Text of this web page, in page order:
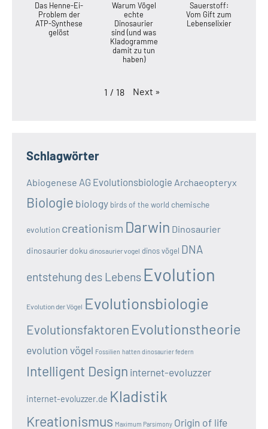
Das Henne-Ei-
Problem der
ATP-Synthese
gelöst
Warum Vögel
echte
Dinosaurier
sind (und was
Kladogramme
damit zu tun
haben)
Sauerstoff:
Vom Gift zum
Lebenselixier
1 / 18 Next »
Schlagwörter
Abiogenese AG Evolutionsbiologie Archaeopteryx
Biologie biology birds of the world chemische
evolution creationism Darwin Dinosaurier
dinosaurier doku dinosaurier vogel dinos vögel DNA
entstehung des Lebens Evolution
Evolution der Vögel Evolutionsbiologie
Evolutionsfaktoren Evolutionstheorie
evolution vögel Fossilien hatten dinosaurier federn
Intelligent Design internet-evoluzzer
internet-evoluzzer.de Kladistik
Kreationismus Maximum Parsimony Origin of life